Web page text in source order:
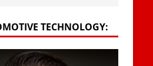
TECHNOLOGY: